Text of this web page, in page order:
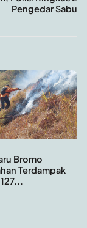
Pengedar Sabu
Bromo
Terdampak